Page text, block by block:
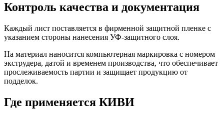
Контроль качества и документация
Каждый лист поставляется в фирменной защитной пленке с
указанием стороны нанесения УФ-защитного слоя.
На материал наносится компьютерная маркировка с номером
экструдера, датой и временем производства, что обеспечивает
прослеживаемость партии и защищает продукцию от
подделок.
Где применяется КИВИ